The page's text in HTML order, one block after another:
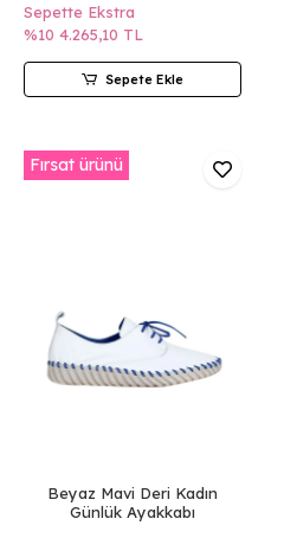
Sepette Ekstra
%10 4.265,10 TL
Sepete Ekle
Fırsat ürünü
Beyaz Mavi Deri Kadın
Günlük Ayakkabı